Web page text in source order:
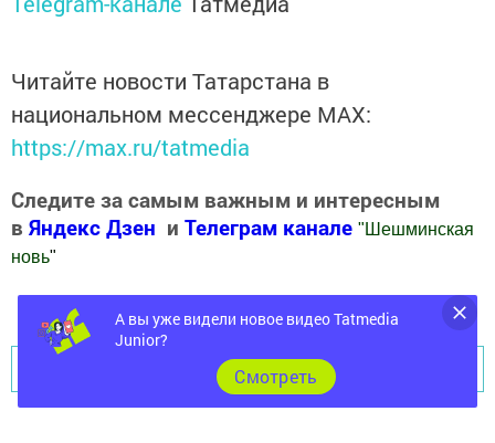
Читайте новости Татарстана в
национальном мессенджере MАХ:
https://max.ru/tatmedia
Следите за самым важным и интересным
в Яндекс Дзен и Телеграм канале " Шешминская
новь"
Добавить Шешминскую новь в Яндекс.Новости
Перейти на страницу новости
А вы уже видели новое видео Tatmedia
Junior?
Cмотреть